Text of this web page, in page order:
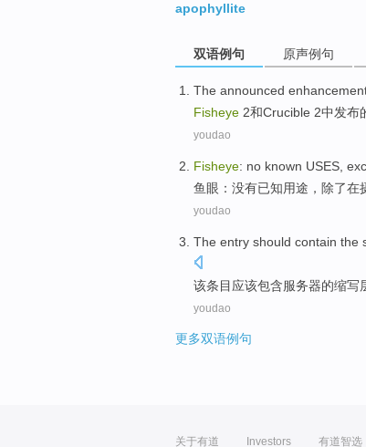
apophyllite
双语例句 原声例句
The announced
Fisheye 2和Crucible 2中发布
youdao
Fisheye: no known USES
鱼眼 ： 没有已知用途 ， 除了在
youdao
The entry should contain the
该条目应该包含服务器的缩写
youdao
更多双语例句
关于有道 Investors 有道智选